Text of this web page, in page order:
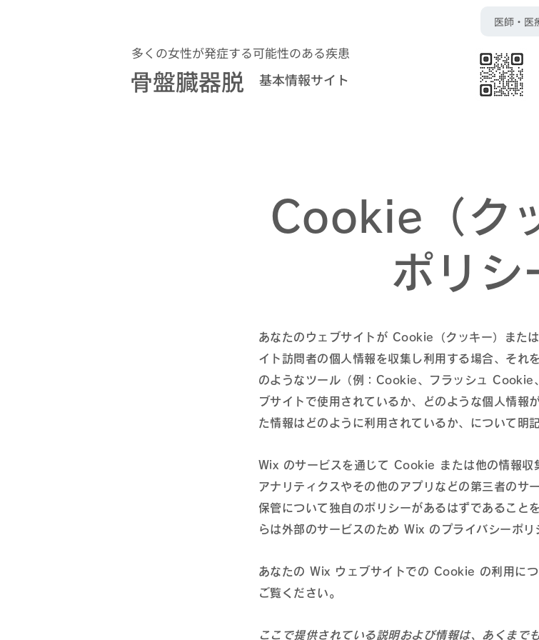
多くの女性が発症する可能性のある疾患
骨盤臓器脱 基本情報サイト
医師・医
Cookie（ク
ポリシ
あなたのウェブサイトが Cookie（クッキー）また
イト訪問者の個人情報を収集し利用する場合、それ
のようなツール（例：Cookie、フラッシュ Cookie
ブサイトで使用されているか、どのような個人情報
た情報はどのように利用されているか、について明
Wix のサービスを通じて Cookie または他の情報
アナリティクスやその他のアプリなどの第三者のサ
保管について独自のポリシーがあるはずであること
らは外部のサービスのため Wix のプライバシーポリ
あなたの Wix ウェブサイトでの Cookie の利用につ
ご覧ください。
ここで提供されている説明および情報は、あくまで